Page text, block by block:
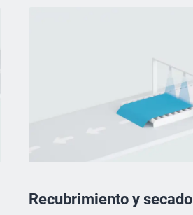
Recubrimiento y secado